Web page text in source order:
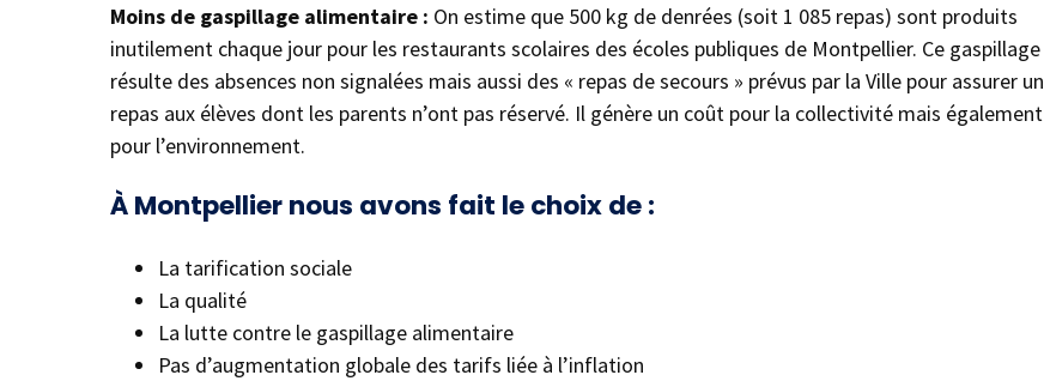
Moins de gaspillage alimentaire : On estime que 500 kg de denrées (soit 1 085 repas) sont produits
inutilement chaque jour pour les restaurants scolaires des écoles publiques de Montpellier. Ce gaspillage
résulte des absences non signalées mais aussi des « repas de secours » prévus par la Ville pour assurer un
repas aux élèves dont les parents n’ont pas réservé. Il génère un coût pour la collectivité mais également
pour l’environnement.
À Montpellier nous avons fait le choix de :
La tarification sociale
La qualité
La lutte contre le gaspillage alimentaire
Pas d’augmentation globale des tarifs liée à l’inflation